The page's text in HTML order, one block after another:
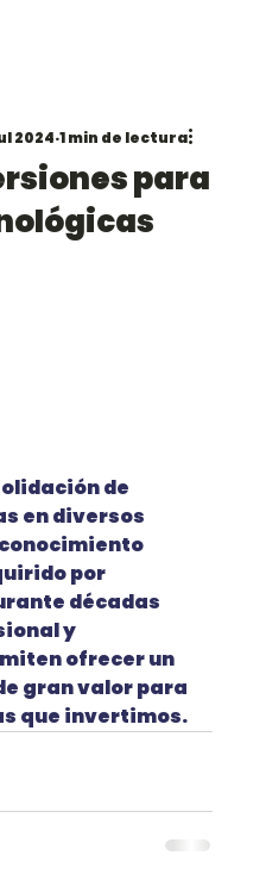
para
2024 1 min de lectura
de
en diversos
por
décadas
y
ofrecer un
gran valor para
que invertimos.